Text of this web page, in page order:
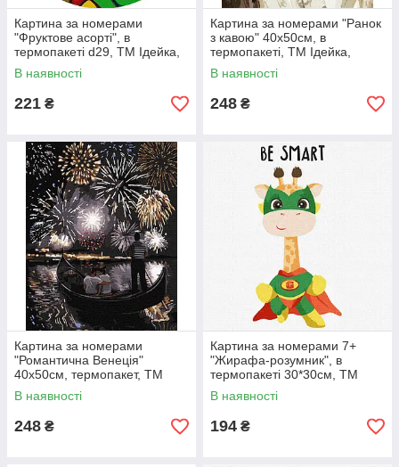
Картина за номерами
"Фруктове асорті", в
термопакеті d29, ТМ Ідейка,
Україна
В наявності
221 ₴
Картина за номерами "Ранок
з кавою" 40х50см, в
термопакеті, ТМ Ідейка,
Україна
В наявності
248 ₴
Картина за номерами
"Романтична Венеція"
40х50см, термопакет, ТМ
Ідейка, Україна
В наявності
248 ₴
Картина за номерами 7+
"Жирафа-розумник", в
термопакеті 30*30см, ТМ
Ідейка, Україна
В наявності
194 ₴